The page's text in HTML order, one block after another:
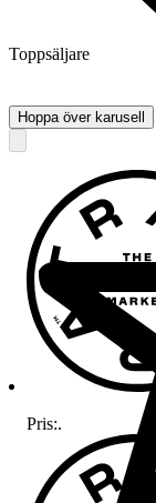
Toppsäljare
Hoppa över karusell
Pris:.